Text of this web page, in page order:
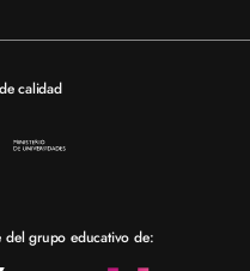
calidad
del grupo educativo de: